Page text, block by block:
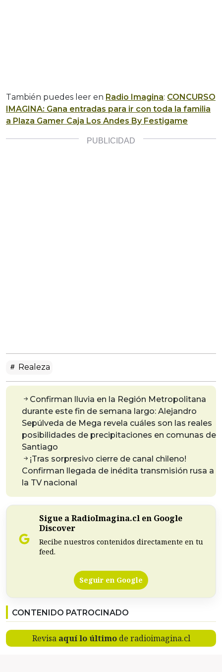
También puedes leer en Radio Imagina: CONCURSO
IMAGINA: Gana entradas para ir con toda la familia
a Plaza Gamer Caja Los Andes By Festigame
Realeza
Confirman lluvia en la Región Metropolitana
durante este fin de semana largo: Alejandro
Sepúlveda de Mega revela cuáles son las reales
posibilidades de precipitaciones en comunas de
Santiago
¡Tras sorpresivo cierre de canal chileno!
Confirman llegada de inédita transmisión rusa a
la TV nacional
Sigue a RadioImagina.cl en Google
Discover
Recibe nuestros contenidos directamente en tu
feed.
Seguir en Google
CONTENIDO PATROCINADO
Revisa aquí lo últimode radioimagina.cl